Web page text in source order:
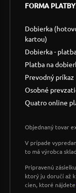
FORMA
Dobierka
kartou)
Dobierka -
Platba na
Prevodný príkaz
Osobné
Quatro online
Objednaný tovar
V prípade
to má výrobca
Pripravenú
ktorý ju doručí až
cien, ktoré nájdete